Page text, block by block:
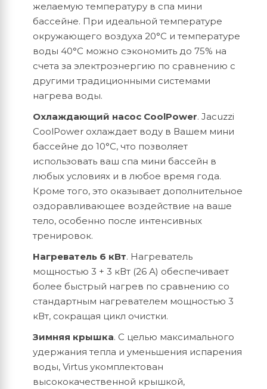
желаемую температуру в спа мини
бассейне. При идеальной температуре
окружающего воздуха 20°C и температуре
воды 40°C можно сэкономить до 75% на
счета за электроэнергию по сравнению с
другими традиционными системами
нагрева воды.
Охлаждающий насос CoolPower. Jacuzzi
CoolPower охлаждает воду в Вашем мини
бассейне до 10°C, что позволяет
использовать ваш спа мини бассейн в
любых условиях и в любое время года.
Кроме того, это оказывает дополнительное
оздоравливающее воздействие на ваше
тело, особенно после интенсивных
тренировок.
Нагреватель 6 кВт. Нагреватель
мощностью 3 + 3 кВт (26 А) обеспечивает
более быстрый нагрев по сравнению со
стандартным нагревателем мощностью 3
кВт, сокращая цикл очистки.
Зимняя крышка. С целью максимального
удержания тепла и уменьшения испарения
воды, Virtus укомплектован
высококачественной крышкой,